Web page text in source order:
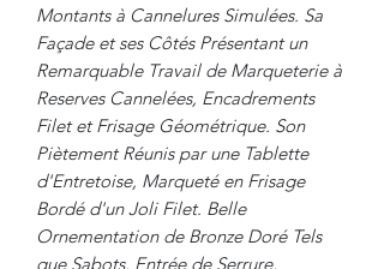
Montants à Cannelures Simulées. Sa
Façade et ses Côtés Présentant un
Remarquable Travail de Marqueterie à
Reserves Cannelées, Encadrements
Filet et Frisage Géométrique. Son
Piètement Réunis par une Tablette
d'Entretoise, Marqueté en Frisage
Bordé d'un Joli Filet. Belle
Ornementation de Bronze Doré Tels
que Sabots, Entrée de Serrure,